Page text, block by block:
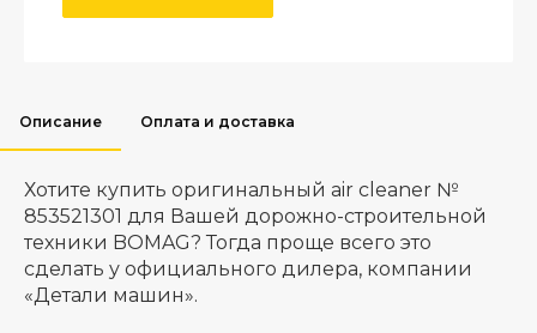
Описание Оплата и доставка
Хотите купить оригинальный air cleaner №
853521301 для Вашей дорожно-строительной
техники BOMAG? Тогда проще всего это
сделать у официального дилера, компании
«Детали машин».